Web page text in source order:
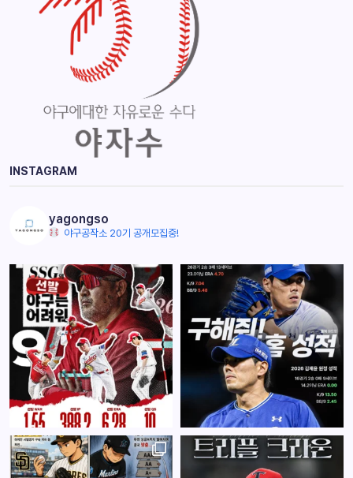
INSTAGRAM
yagongso
야구공작소 20기 공개모집중!